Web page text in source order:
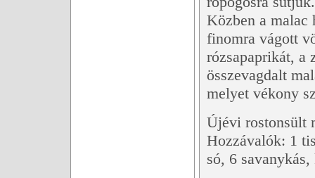
Közben a
finomra vágott
rózsapaprikát, a
összevagdalt
melyet vékony
Újévi rostonsült
Hozzávalók: 1
só, 6